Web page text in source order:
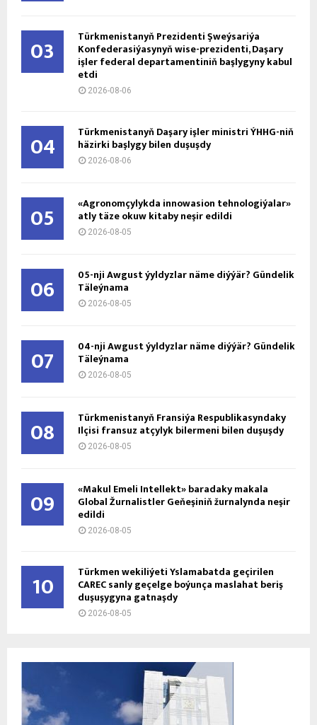
03 Türkmenistanyň Prezidenti Şweýsariýa
Konfederasiýasynyň wise-prezidenti, Daşary
işler federal departamentiniň başlygyny kabul
etdi
2026-08-06
04 Türkmenistanyň Daşary işler ministri ÝHHG-niň
häzirki başlygy bilen duşuşdy
2026-08-06
05 «Agronomçylykda innowasion tehnologiýalar»
atly täze okuw kitaby neşir edildi
2026-08-05
06 05-nji Awgust ýyldyzlar näme diýýär? Gündelik
Täleýnama
2026-08-05
07 04-nji Awgust ýyldyzlar näme diýýär? Gündelik
Täleýnama
2026-08-05
08 Türkmenistanyň Fransiýa Respublikasyndaky
Ilçisi fransuz atçylyk bilermeni bilen duşuşdy
2026-08-05
09 «Makul Emeli Intellekt» baradaky makala
Global Žurnalistler Geňeşiniň žurnalynda neşir
edildi
2026-08-05
10 Türkmen wekiliýeti Yslamabatda geçirilen
CAREC sanly geçelge boýunça maslahat beriş
duşuşygyna gatnaşdy
2026-08-05